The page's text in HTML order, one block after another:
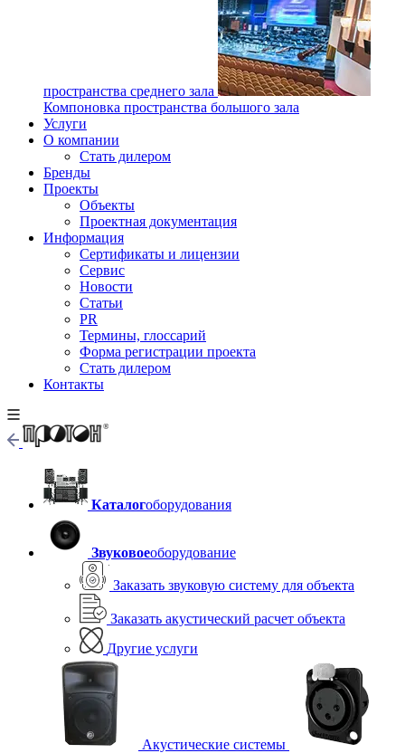
пространства среднего зала
Компоновка пространства большого зала
Услуги
О компании
Стать дилером
Бренды
Проекты
Объекты
Проектная документация
Информация
Сертификаты и лицензии
Сервис
Новости
Статьи
PR
Термины, глоссарий
Форма регистрации проекта
Стать дилером
Контакты
Каталогоборудования
Звуковоеоборудование
Заказать звуковую систему для объекта
Заказать акустический расчет объекта
Другие услуги
Акустические системы